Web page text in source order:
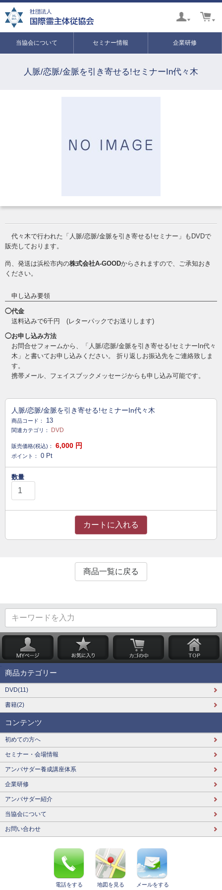
当協会について セミナー情報 企業研修
人脈/恋脈/金脈を引き寄せる!セミナーIn代々木
代々木で行われた「人脈/恋脈/金脈を引き寄せる!セミナー」もDVDで
販売しております。
尚、発送は浜松市内の株式会社A-GOODからされますので、ご承知おき
ください。
申し込み要領
◯代金
送料込みで6千円 (レターパックでお送りします)
◯お申し込み方法
お問合せフォームから、「人脈/恋脈/金脈を引き寄せる!セミナーIn代々
木」と書いてお申し込みください。 折り返しお振込先をご連絡致しま
す。
携帯メール、フェイスブックメッセージからも申し込み可能です。
人脈/恋脈/金脈を引き寄せる!セミナーIn代々木
商品コード： 13
関連カテゴリ： DVD
販売価格(税込)： 6,000 円
ポイント： 0 Pt
数量
カートに入れる
商品一覧に戻る
商品カテゴリー
DVD(11)
書籍(2)
コンテンツ
初めての方へ
セミナー・会場情報
アンバサダー養成講座体系
企業研修
アンバサダー紹介
当協会について
お問い合わせ
電話をする 地図を見る メールをする